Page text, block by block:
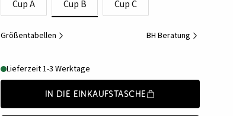
Cup A Cup B Cup C
Größentabellen BH Beratung
Lieferzeit 1-3 Werktage
In die Einkaufstasche